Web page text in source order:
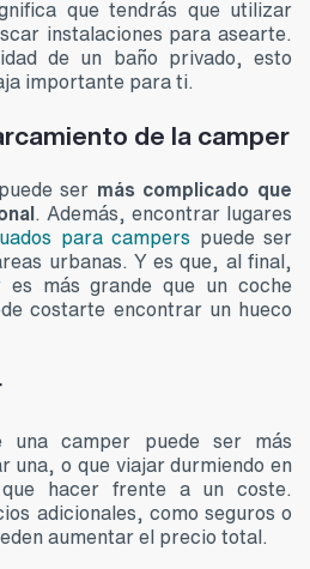
que tendrás que utilizar
instalaciones para asearte.
de un baño privado, esto
importante para ti.
de la camper
ser más complicado que
. Además, encontrar lugares
para campers puede ser
urbanas. Y es que, al final,
es más grande que un coche
costarte encontrar un hueco
una camper puede ser más
una, o que viajar durmiendo en
hacer frente a un coste.
adicionales, como seguros o
aumentar el precio total.